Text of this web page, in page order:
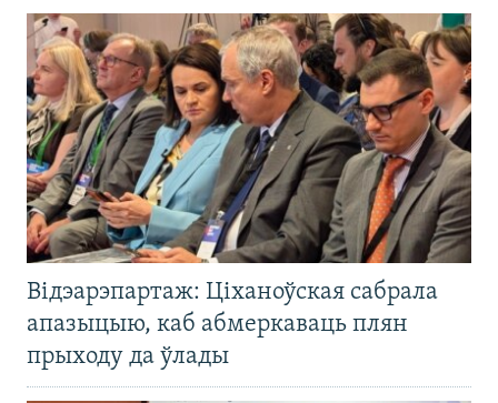
Відэарэпартаж: Ціханоўская сабрала
апазыцыю, каб абмеркаваць плян
прыходу да ўлады